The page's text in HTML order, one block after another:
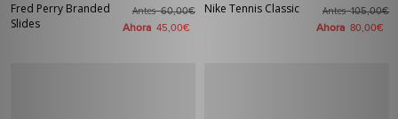
Fred Perry Branded
Slides
Antes60,00€
Ahora 45,00€
Nike Tennis Classic Antes105,00€
Ahora 80,00€